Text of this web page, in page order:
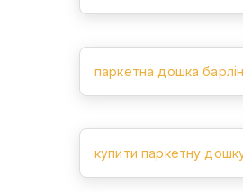
паркетна дошка
купити паркетну